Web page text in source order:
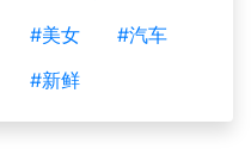
#美女
#汽车
#新鲜